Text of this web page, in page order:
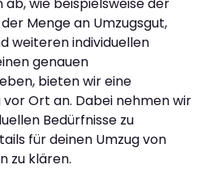
Menge an Umzugsgut,
weiteren individuellen
genauen
bieten wir eine
Ort an. Dabei nehmen wir
Bedürfnisse zu
für deinen Umzug von
zu klären.